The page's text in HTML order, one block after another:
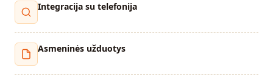
Integracija su telefonija
Asmeninės užduotys